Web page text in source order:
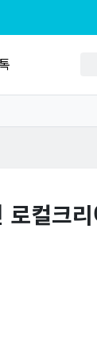
컬크